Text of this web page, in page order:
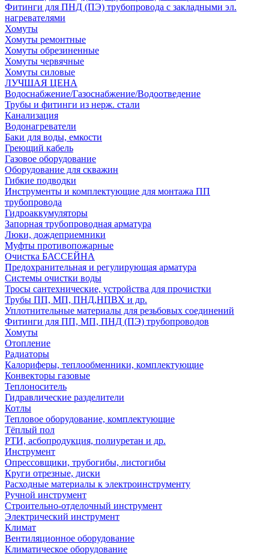
Фитинги для ПНД (ПЭ) трубопровода с закладными эл.
нагревателями
Хомуты
Хомуты ремонтные
Хомуты обрезиненные
Хомуты червячные
Хомуты силовые
ЛУЧШАЯ ЦЕНА
Водоснабжение/Газоснабжение/Водоотведение
Трубы и фитинги из нерж. стали
Канализация
Водонагреватели
Баки для воды, емкости
Греющий кабель
Газовое оборудование
Оборудование для скважин
Гибкие подводки
Инструменты и комплектующие для монтажа ПП
трубопровода
Гидроаккумуляторы
Запорная трубопроводная арматура
Люки, дождеприемники
Муфты противопожарные
Очистка БАССЕЙНА
Предохранительная и регулирующая арматура
Системы очистки воды
Тросы сантехнические, устройства для прочистки
Трубы ПП, МП, ПНД,НПВХ и др.
Уплотнительные материалы для резьбовых соединений
Фитинги для ПП, МП, ПНД (ПЭ) трубопроводов
Хомуты
Отопление
Радиаторы
Калориферы, теплообменники, комплектующие
Конвекторы газовые
Теплоноситель
Гидравлические разделители
Котлы
Тепловое оборудование, комплектующие
Тёплый пол
РТИ, асбопродукция, полиуретан и др.
Инструмент
Опрессовщики, трубогибы, листогибы
Круги отрезные, диски
Расходные материалы к электроинструменту
Ручной инструмент
Строительно-отделочный инструмент
Электрический инструмент
Климат
Вентиляционное оборудование
Климатическое оборудование